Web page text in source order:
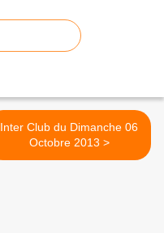
Inter Club du Dimanche 06
Octobre 2013 >